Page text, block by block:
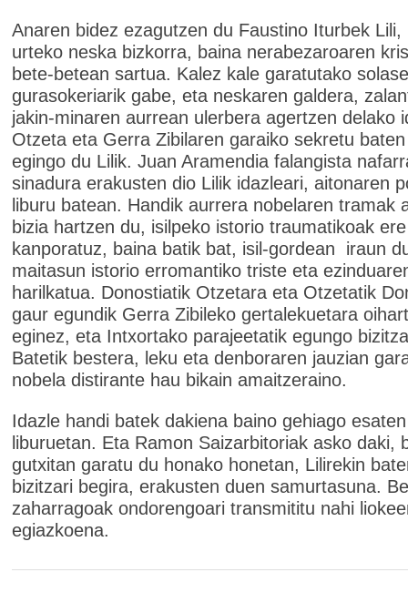
Anaren bidez ezagutzen du Faustino Iturbek Lili,
urteko neska bizkorra, baina nerabezaroaren
bete-betean sartua. Kalez kale garatutako
gurasokeriarik gabe, eta neskaren galdera,
jakin-minaren aurrean ulerbera agertzen delako
Otzeta eta Gerra Zibilaren garaiko sekretu
egingo du Lilik. Juan Aramendia falangista
sinadura erakusten dio Lilik idazleari, aitonaren
liburu batean. Handik aurrera nobelaren tramak
bizia hartzen du, isilpeko istorio traumatikoak ere
kanporatuz, baina batik bat, isil-gordean iraun
maitasun istorio erromantiko triste eta
harilkatua. Donostiatik Otzetara eta Otzetatik
gaur egundik Gerra Zibileko gertalekuetara
eginez, eta Intxortako parajeetatik egungo
Batetik bestera, leku eta denboraren jauzian
nobela distirante hau bikain amaitzeraino.
Idazle handi batek dakiena baino gehiago
liburuetan. Eta Ramon Saizarbitoriak asko daki,
gutxitan garatu du honako honetan, Lilirekin
bizitzari begira, erakusten duen samurtasuna.
zaharragoak ondorengoari transmititu nahi
egiazkoena.